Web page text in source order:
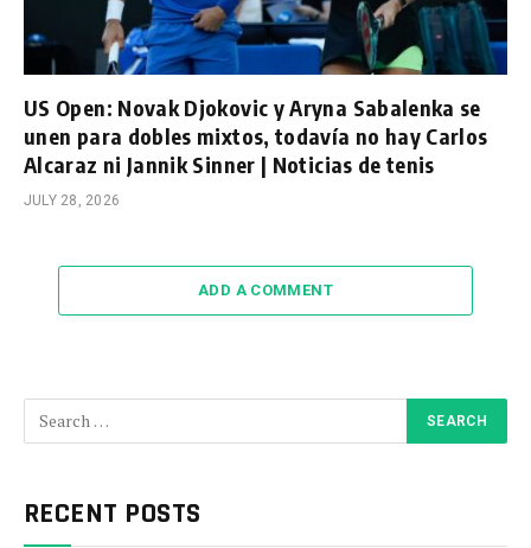
US Open: Novak Djokovic y Aryna Sabalenka se
unen para dobles mixtos, todavía no hay Carlos
Alcaraz ni Jannik Sinner | Noticias de tenis
JULY 28, 2026
ADD A COMMENT
RECENT POSTS